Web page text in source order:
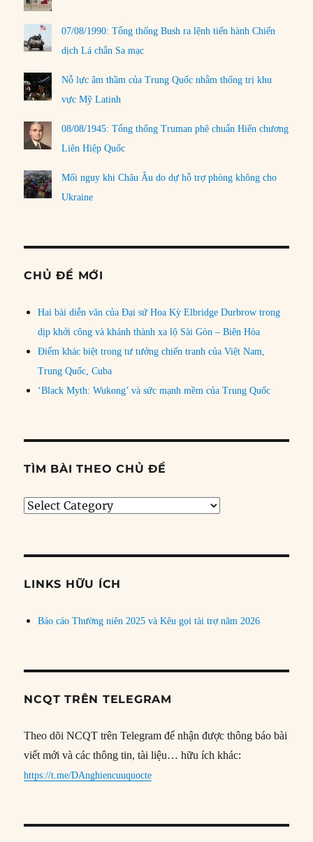
07/08/1990: Tổng thống Bush ra lệnh tiến hành Chiến
dịch Lá chắn Sa mạc
Nỗ lực âm thầm của Trung Quốc nhằm thống trị khu
vực Mỹ Latinh
08/08/1945: Tổng thống Truman phê chuẩn Hiến chương
Liên Hiệp Quốc
Mối nguy khi Châu Âu do dự hỗ trợ phòng không cho
Ukraine
CHỦ ĐỀ MỚI
Hai bài diễn văn của Đại sứ Hoa Kỳ Elbridge Durbrow trong
dịp khởi công và khánh thành xa lộ Sài Gòn – Biên Hòa
Điểm khác biệt trong tư tưởng chiến tranh của Việt Nam,
Trung Quốc, Cuba
‘Black Myth: Wukong’ và sức mạnh mềm của Trung Quốc
TÌM BÀI THEO CHỦ ĐỀ
Tìm
đề
LINKS HỮU ÍCH
Báo cáo Thường niên 2025 và Kêu gọi tài trợ năm 2026
NCQT TRÊN TELEGRAM
Theo dõi NCQT trên Telegram để nhận được thông báo bài
viết mới và các thông tin, tài liệu… hữu ích khác:
https://t.me/DAnghiencuuquocte